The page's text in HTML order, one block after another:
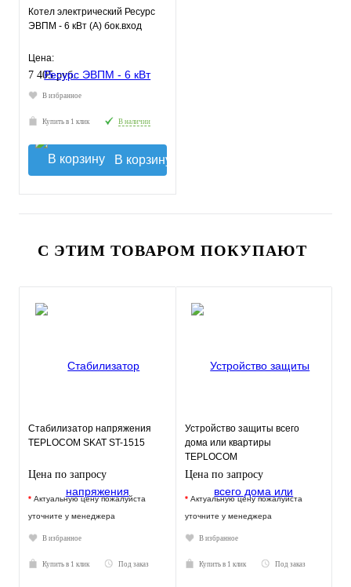
Котел электрический Ресурс
ЭВПМ - 6 кВт (А) бок.вход
Цена:
7 405 руб.
В избранное
Купить в 1 клик В наличии
В корзину
С ЭТИМ ТОВАРОМ ПОКУПАЮТ
Стабилизатор напряжения
TEPLOCOM SKAT ST-1515
Цена по запросу
* Актуальную цену пожалуйста
уточните у менеджера
В избранное
Купить в 1 клик Под заказ
Устройство защиты всего
дома или квартиры
TEPLOCOM
АЛЬБАТРОС-12000 ЖКИ
Цена по запросу
* Актуальную цену пожалуйста
уточните у менеджера
В избранное
Купить в 1 клик Под заказ